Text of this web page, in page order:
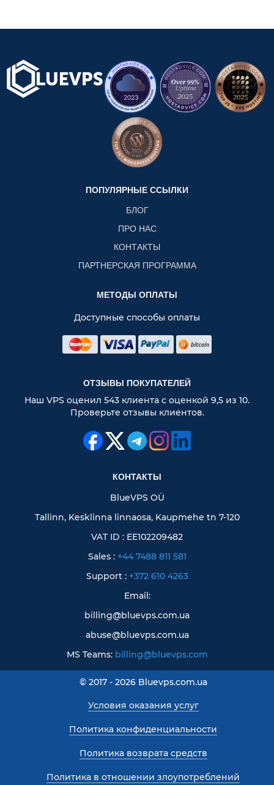
ПОПУЛЯРНЫЕ ССЫЛКИ
БЛОГ
ПРО НАС
КОНТАКТЫ
ПАРТНЕРСКАЯ ПРОГРАММА
МЕТОДЫ ОПЛАТЫ
Доступные способы оплаты
ОТЗЫВЫ ПОКУПАТЕЛЕЙ
Наш VPS оценил 543 клиента с оценкой 9,5 из 10.
Проверьте отзывы клиентов.
КОНТАКТЫ
BlueVPS OÜ
Tallinn, Kesklinna linnaosa, Kaupmehe tn 7-120
VAT ID : EE102209482
Sales : +44 7488 811 581
Support : +372 610 4263
Email:
billing@bluevps.com.ua
abuse@bluevps.com.ua
MS Teams: billing@bluevps.com
© 2017 - 2026 Bluevps.com.ua
Условия оказания услуг
Политика конфиденциальности
Политика возврата средств
Политика в отношении злоупотреблений